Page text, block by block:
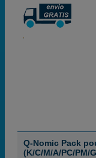
Q-Nomic Pack
(K/C/M/A/PC/PM/